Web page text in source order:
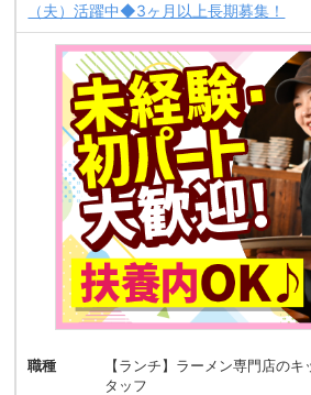
（夫）活躍中◆3ヶ月以上長期募集！
職種
【ランチ】ラーメン専門店の
タッフ